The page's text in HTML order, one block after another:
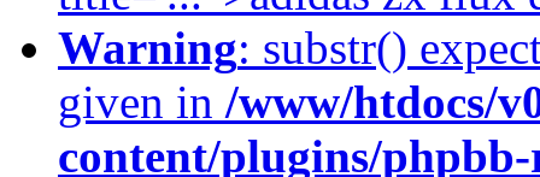
Warning: substr()
given in /www/htdocs/
content/plugins/phpbb-